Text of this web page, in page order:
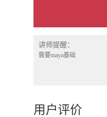
讲师提醒：
需要maya基础
用户评价